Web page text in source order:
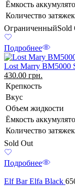
Ёмкость
Количество затяжек
ОграниченныйSold
Подробнее
Lost Marry BM5000
430.00 грн.
Крепкость
Вкус
Объем жидкости
Ёмкость
Количество затяжек
Sold Out
Подробнее
Elf Bar Elfa Black